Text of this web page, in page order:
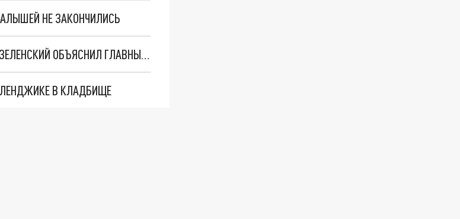
НЕ ЗАКОНЧИЛИСЬ
"МЫ ВАС ЗАСТАВИМ": ЖУТКИЕ ДЕТАЛИ ОХОТЫ НА ГЕНЕРАЛА. ЗЕЛЕНСКИЙ ОБЪЯСНИЛ ГЛАВНЫЙ СМЫСЛ ТЕРАКТА В ЦЕНТРЕ МОСКВЫ
В КЛАДБИЩЕ